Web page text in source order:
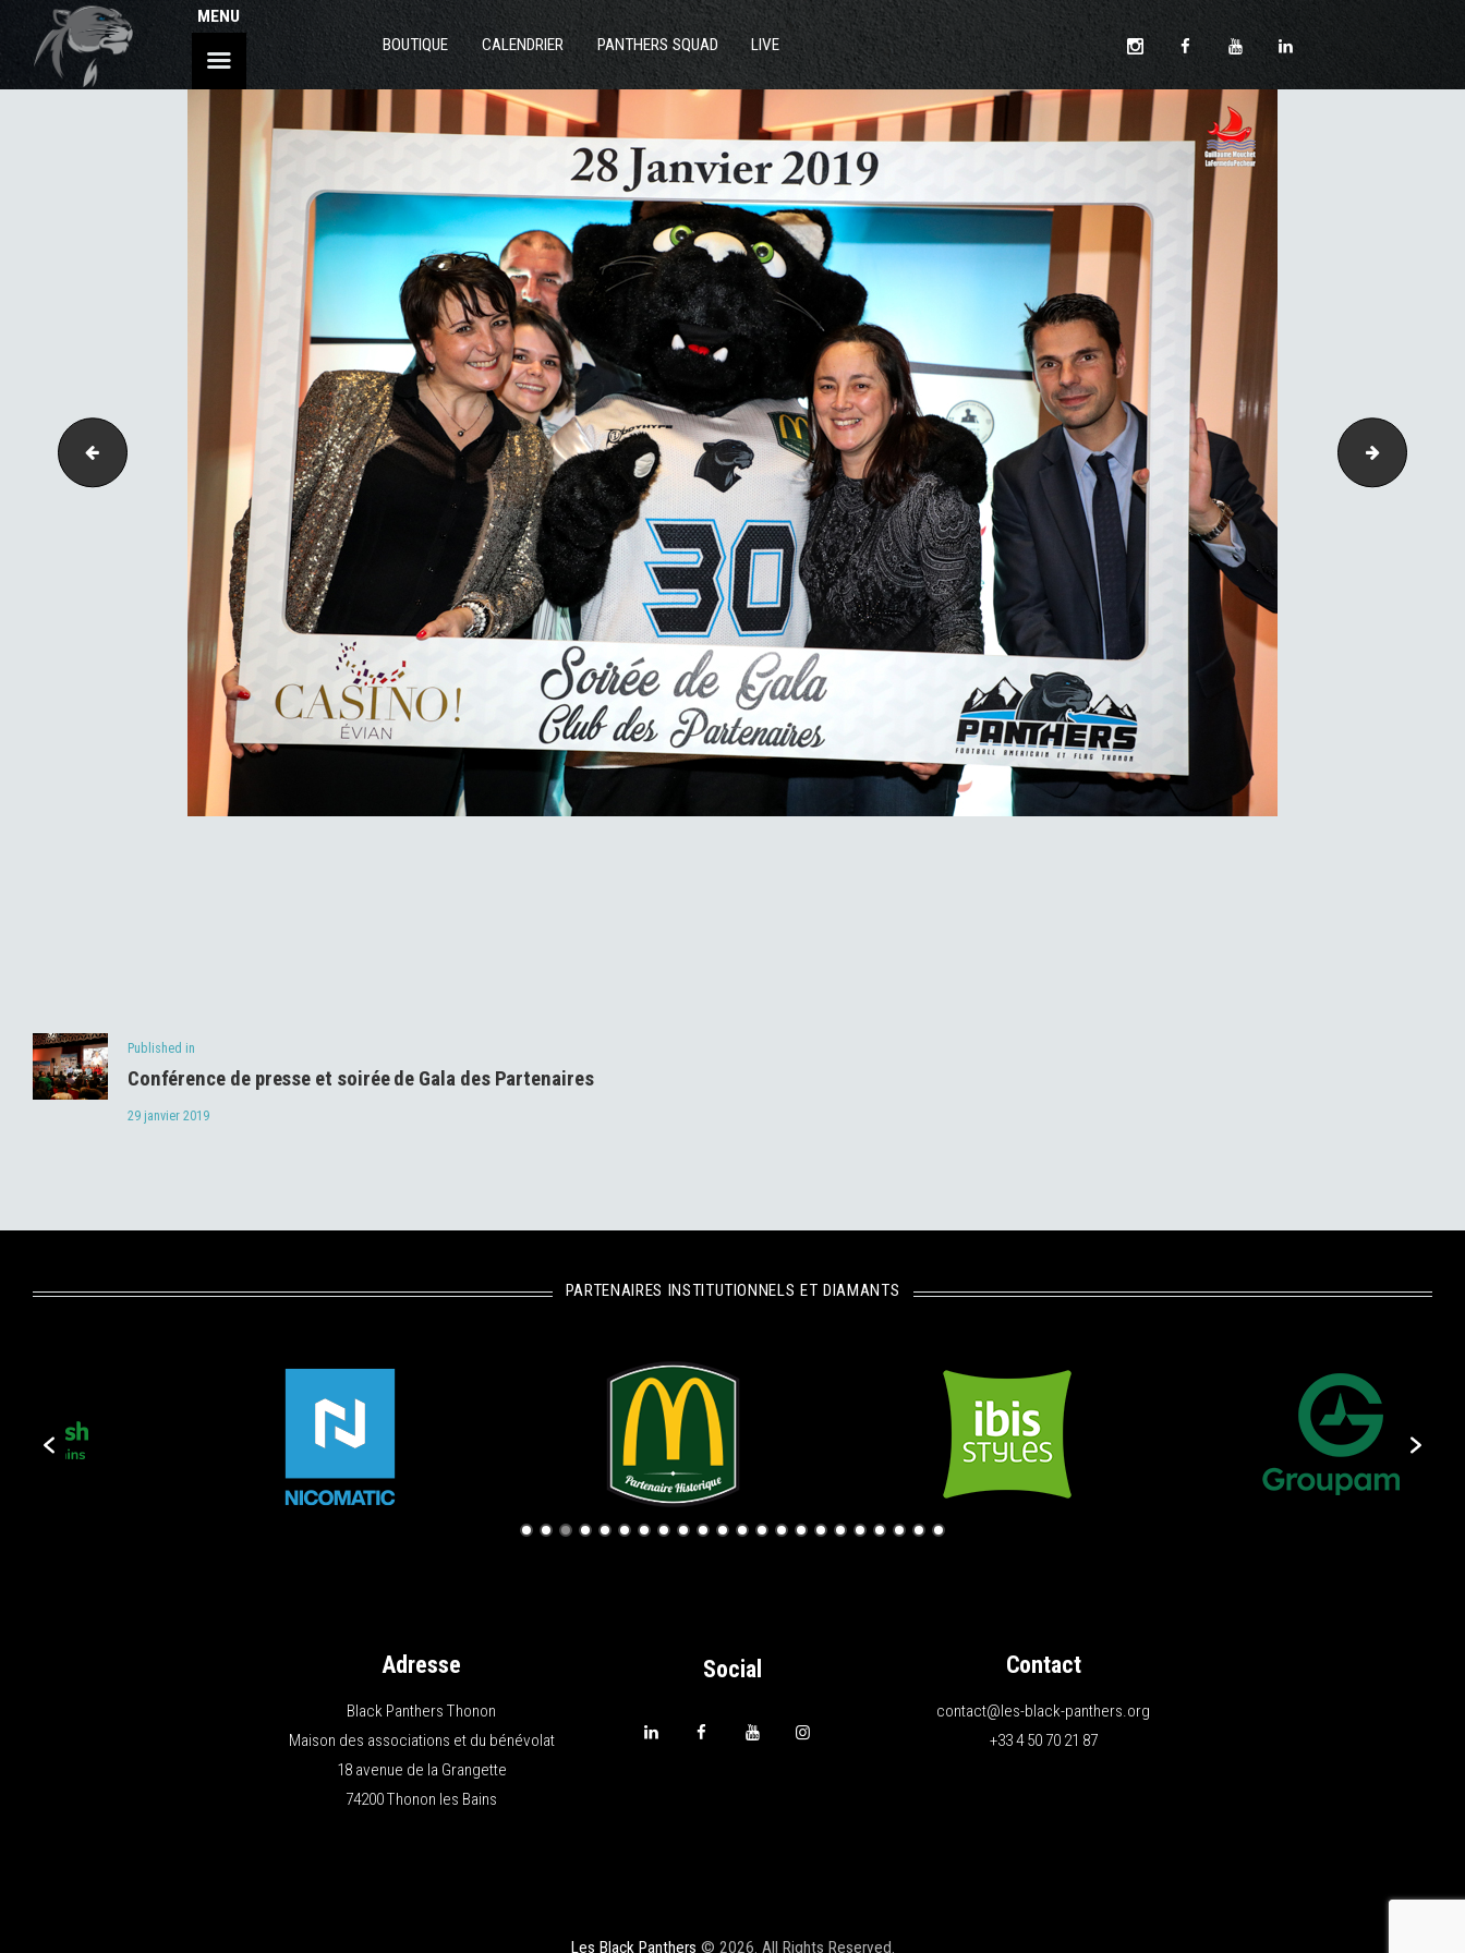
MENU
BOUTIQUE
CALENDRIER PANTHERS SQUAD LIVE
ACTUS
SECTIONS
CLUB
COMMUNAUTÉ
PARTENAIRES
CONTACT
146-3 155-3
de
l’article
Published in
post:
Conférence de presse et soirée de Gala des Partenaires
29 janvier 2019
PARTENAIRES INSTITUTIONNELS ET DIAMANTS
Adresse
Black Panthers Thonon
Maison des associations et du bénévolat
18 avenue de la Grangette
74200 Thonon les Bains
Social Contact
contact@les-black-panthers.org
+33 4 50 70 21 87
Les Black Panthers © 2026. All Rights Reserved.